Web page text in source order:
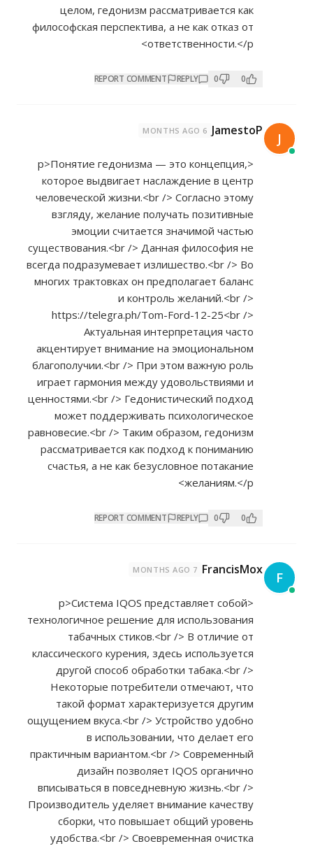
целом, гедонизм рассматривается как
философская перспектива, а не как отказ от
ответственности.</p>
0
0
REPLY
REPORT COMMENT
J
JamestoP
6 MONTHS AGO
<p>Понятие гедонизма — это концепция,
которое выдвигает наслаждение в центр
человеческой жизни.<br /> Согласно этому
взгляду, желание получать позитивные
эмоции считается значимой частью
существования.<br /> Данная философия не
всегда подразумевает излишество.<br /> Во
многих трактовках он предполагает баланс
и контроль желаний.<br />
https://telegra.ph/Tom-Ford-12-25<br />
Актуальная интерпретация часто
акцентирует внимание на эмоциональном
благополучии.<br /> При этом важную роль
играет гармония между удовольствиями и
ценностями.<br /> Гедонистический подход
может поддерживать психологическое
равновесие.<br /> Таким образом, гедонизм
рассматривается как подход к пониманию
счастья, а не как безусловное потакание
желаниям.</p>
0
0
REPLY
REPORT COMMENT
F
FrancisMox
7 MONTHS AGO
<p>Система IQOS представляет собой
технологичное решение для использования
табачных стиков.<br /> В отличие от
классического курения, здесь используется
другой способ обработки табака.<br />
Некоторые потребители отмечают, что
такой формат характеризуется другим
ощущением вкуса.<br /> Устройство удобно
в использовании, что делает его
практичным вариантом.<br /> Современный
дизайн позволяет IQOS органично
вписываться в повседневную жизнь.<br />
Производитель уделяет внимание качеству
сборки, что повышает общий уровень
удобства.<br /> Своевременная очистка